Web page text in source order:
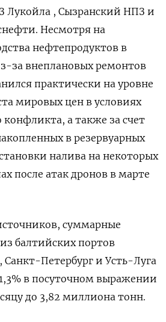
​Лукойла , Сызранский ⁠НПЗ и
Несмотря на
‌нефтепродуктов в
за внеплановых ‌ремонтов
практически на уровне
мировых ​цен в условиях
а также за счет
в резервуарных
налива на некоторых
​после атак дронов в марте
суммарные
балтийских портов
Петербург и Усть-Луга
в посуточном выражении
до ​3,82 миллиона тонн.